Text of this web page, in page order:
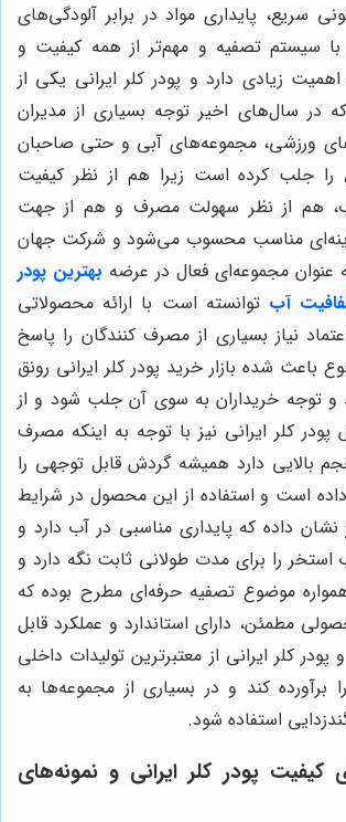
سریع، پایداری مواد در برابر آلودگی‌های
سیستم تصفیه و مهم‌تر از همه کیفیت و
زیادی دارد و پودر کلر ایرانی یکی از
در سال‌های اخیر توجه بسیاری از مدیران
ورزشی، مجموعه‌های آبی و حتی صاحبان
را جلب کرده است زیرا هم از نظر کیفیت
هم از نظر سهولت مصرف و هم از جهت
مناسب محسوب می‌شود و شرکت جهان
عنوان مجموعه‌ای فعال در عرضه بهترین پودر
آب توانسته است با ارائه محصولاتی
نیاز بسیاری از مصرف کنندگان را پاسخ
شده بازار خرید پودر کلر ایرانی رونق
و توجه خریداران به سوی آن جلب شود و از
کلر ایرانی نیز با توجه به اینکه مصرف
بالایی دارد همیشه گردش قابل توجهی را
است و استفاده از این محصول در شرایط
داده که پایداری مناسبی در آب دارد و
را برای مدت طولانی ثابت نگه دارد و
همواره موضوع تصفیه حرفه‌ای مطرح بوده که
مطمئن، دارای استاندارد و عملکرد قابل
پودر کلر ایرانی از معتبرترین تولیدات داخلی
برآورده کند و در بسیاری از مجموعه‌ها به
استفاده شود.
کیفیت پودر کلر ایرانی و نمونه‌های